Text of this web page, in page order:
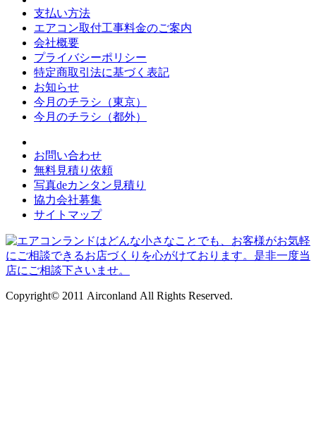
支払い方法
エアコン取付工事料金のご案内
会社概要
プライバシーポリシー
特定商取引法に基づく表記
お知らせ
今月のチラシ（東京）
今月のチラシ（都外）
お問い合わせ
無料見積り依頼
写真deカンタン見積り
協力会社募集
サイトマップ
Copyright© 2011 Airconland All Rights Reserved.